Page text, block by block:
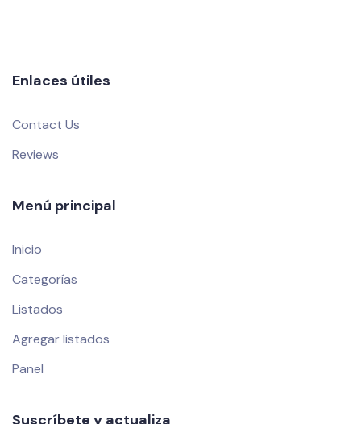
Enlaces útiles
Contact Us
Reviews
Menú principal
Inicio
Categorías
Listados
Agregar listados
Panel
Suscríbete y actualiza